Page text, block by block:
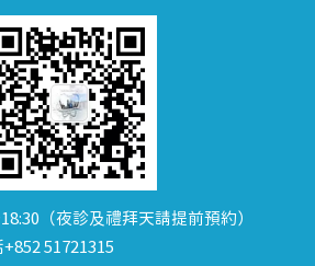
（夜診及禮拜天請提前預約）
51721315